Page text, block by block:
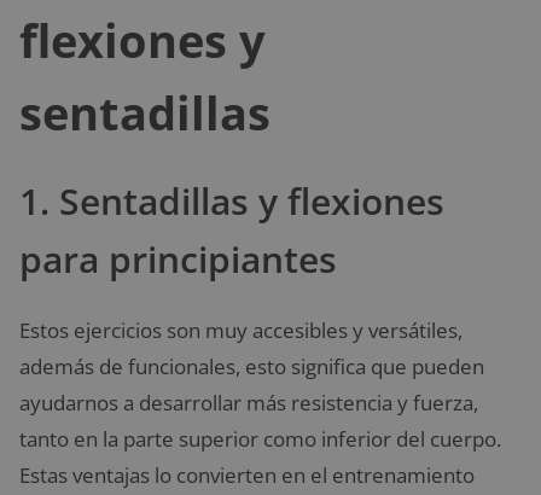
flexiones y
sentadillas
1. Sentadillas y flexiones
para principiantes
Estos ejercicios son muy accesibles y versátiles,
además de funcionales, esto significa que pueden
ayudarnos a desarrollar más resistencia y fuerza,
tanto en la parte superior como inferior del cuerpo.
Estas ventajas lo convierten en el entrenamiento